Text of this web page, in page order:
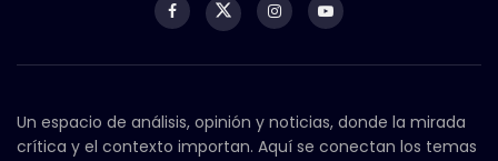
Un espacio de análisis, opinión y noticias, donde la mirada
crítica y el contexto importan. Aquí se conectan los temas